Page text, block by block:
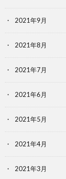
2021年9月
2021年8月
2021年7月
2021年6月
2021年5月
2021年4月
2021年3月